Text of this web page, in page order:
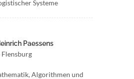
Systeme
Paessens
Algorithmen und